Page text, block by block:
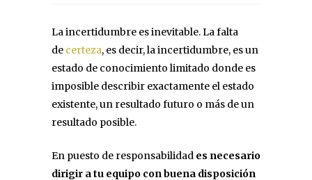
La incertidumbre es inevitable. La falta
de certeza, es decir, la incertidumbre, es un
estado de conocimiento limitado donde es
imposible describir exactamente el estado
existente, un resultado futuro o más de un
resultado posible.
En puesto de responsabilidad es necesario
dirigir a tu equipo con buena disposición